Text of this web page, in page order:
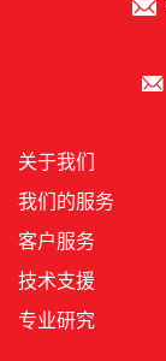
关于我们
我们的服务
客户服务
技术支援
专业研究